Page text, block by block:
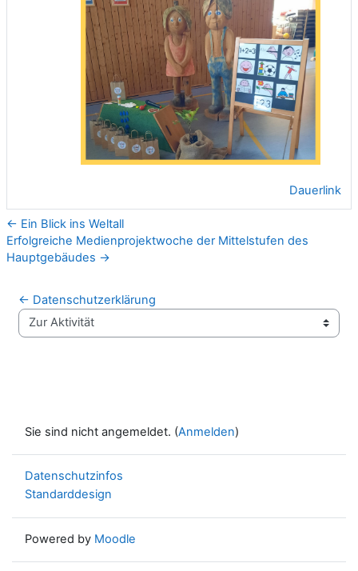
Dauerlink
← Ein Blick ins Weltall
Erfolgreiche Medienprojektwoche der Mittelstufen des
Hauptgebäudes →
← Datenschutzerklärung
Zur Aktivität
Sie sind nicht angemeldet. (Anmelden)
Datenschutzinfos
Standarddesign
Powered by Moodle